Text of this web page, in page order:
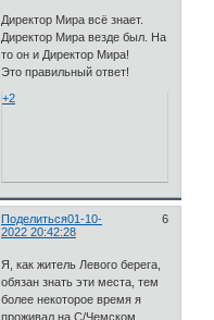
Директор Мира всё знает.
Директор Мира везде был. На
то он и Директор Мира!
Это правильный ответ!
+2
Поделиться 6
01-10-
2022 20:42:28
Я, как житель Левого берега,
обязан знать эти места, тем
более некоторое время я
проживал на С/Чемском,